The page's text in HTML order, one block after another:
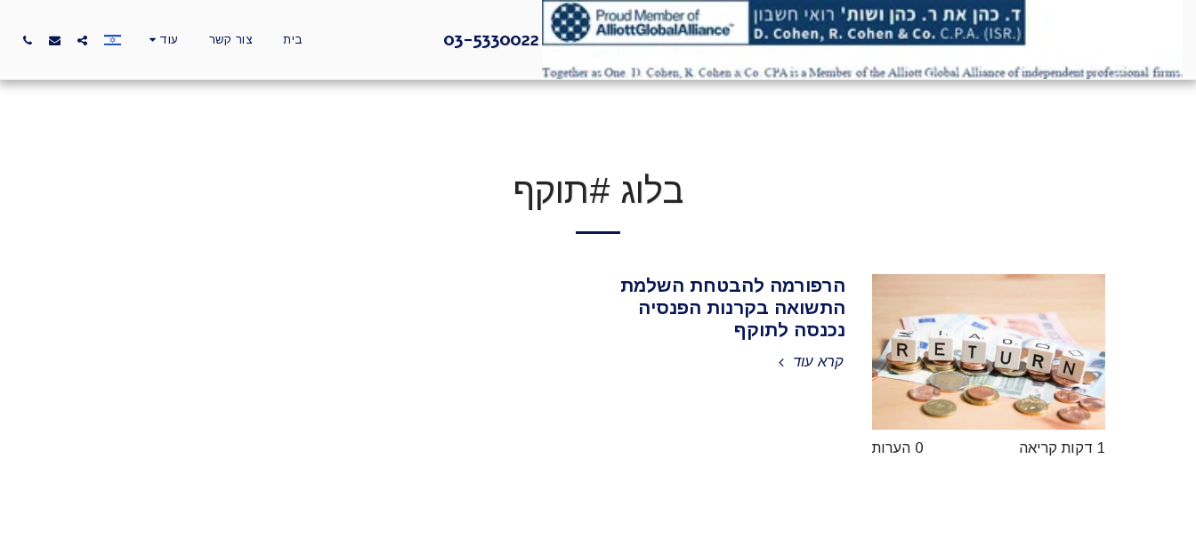
03-5330022 בית צור קשר עוד
בלוג #תוקף
1 דקות קריאה 0 הערות
הרפורמה להבטחת השלמת
התשואה בקרנות הפנסיה
נכנסה לתוקף
קרא עוד